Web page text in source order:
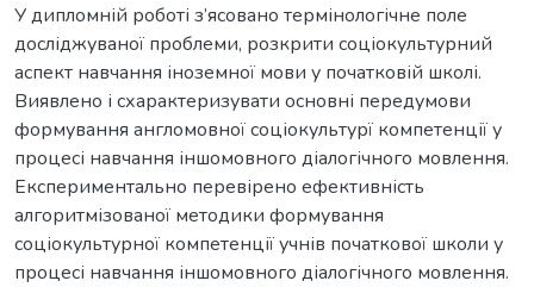
У дипломній роботі з’ясовано термінологічне поле
досліджуваної проблеми, розкрити соціокультурний
аспект навчання іноземної мови у початковій школі.
Виявлено і схарактеризувати основні передумови
формування англомовної соціокультурї компетенції у
процесі навчання іншомовного діалогічного мовлення.
Експериментально перевірено ефективність
алгоритмізованої методики формування
соціокультурної компетенції учнів початкової школи у
процесі навчання іншомовного діалогічного мовлення.